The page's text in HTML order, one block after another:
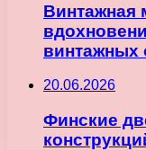
Винтажная
винтажных
20.06.2026
Финские